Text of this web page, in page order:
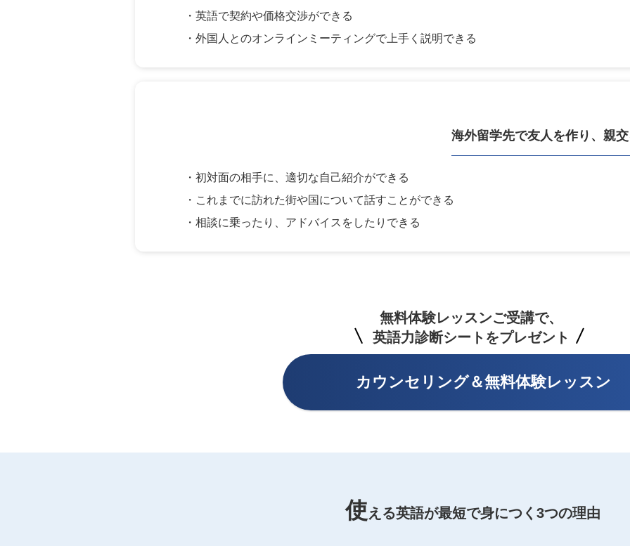
・英語で契約や価格交渉ができる
・外国人とのオンラインミーティングで上手く説明できる
海外留学先で友人を作り、親
・初対面の相手に、適切な自己紹介ができる
・これまでに訪れた街や国について話すことができる
・相談に乗ったり、アドバイスをしたりできる
無料体験レッスンご受講で、
英語力診断シートをプレゼント
カウンセリング＆無料体験レッスン
使える英語が最短で身につく 3つの理由